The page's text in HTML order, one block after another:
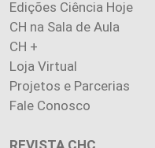
Edições Ciência Hoje
CH na Sala de Aula
CH +
Loja Virtual
Projetos e Parcerias
Fale Conosco
REVISTA CHC